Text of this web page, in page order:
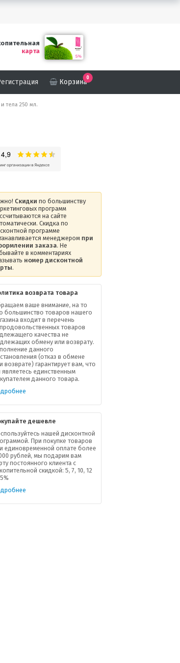
карта
Корзина
0
тела 250 мл.
Скидки по большинству
программ
на сайте
Скидка по
программе
менеджером при
заказа. Не
в комментариях
номер дисконтной
.
возврата товара
ваше внимание, на то
большинство товаров нашего
входит в перечень
товаров
качества не
обмену или возврату.
данного
(отказ в обмене
возврате) гарантирует вам, что
являетесь единственным
данного товара.
дешевле
нашей дисконтной
При покупке товаров
единовременной оплате более
рублей, мы подарим вам
постоянного клиента с
скидкой: 5, 7, 10, 12